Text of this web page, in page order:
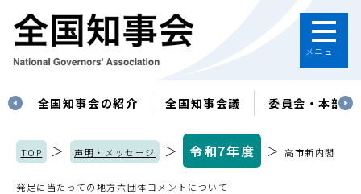
メニュー
全国知事会の紹介 全国知事会議 委員会・本部
TOP ＞ 声明・メッセージ ＞ 令和7年度 ＞高市新内閣
発足に当たっての地方六団体コメントについて